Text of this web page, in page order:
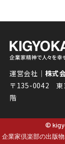
運営会社｜ 株式
〒135-0042 東
階
©
企業家倶楽部の出版